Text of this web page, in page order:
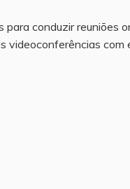
para conduzir reuniões
videoconferências com